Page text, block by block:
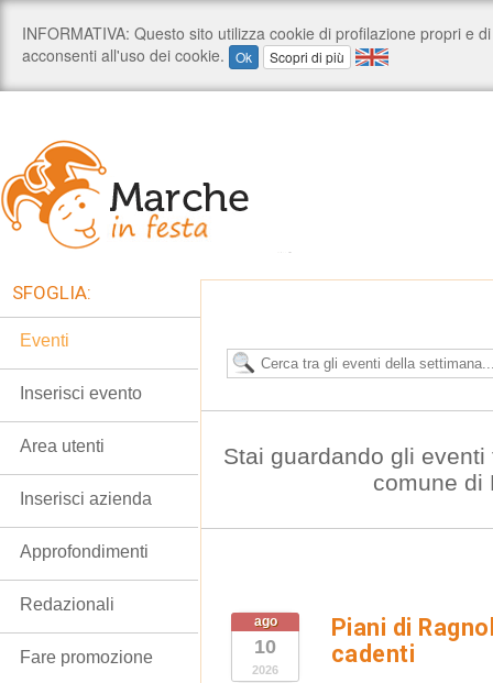
Stai guardando gli
comune di
ago
10
2026
Piani di
cadenti
SFOGLIA:
Eventi
Inserisci evento
Area utenti
Inserisci azienda
Approfondimenti
Redazionali
Fare promozione